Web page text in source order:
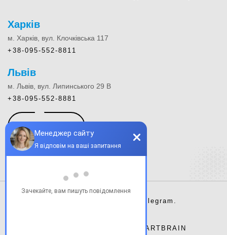
Харків
м. Харків, вул. Клочківська 117
+38-095-552-8811
Львів
м. Львів, вул. Липинського 29 В
+38-095-552-8881
КОНТАКТИ
Telegram.
ARTBRAIN